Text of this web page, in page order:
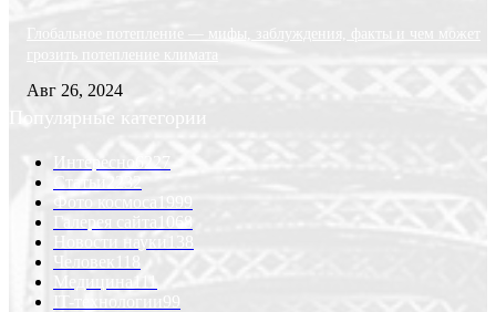
Глобальное потепление — мифы, заблуждения, факты и чем может
грозить потепление климата
Авг 26, 2024
Популярные категории
Интересно
Статьи
Фото космоса
1999
Галерея сайта 1068
Новости науки
Человек
Медицина
IT-технологии99